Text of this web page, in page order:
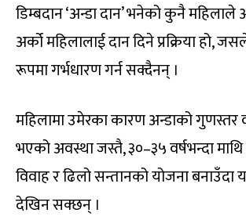
डिम्बदान ‘अन्डा दान’ भनेको कुनै
अर्को महिलालाई दान दिने प्रक्रिया हो,
रूपमा गर्भधारण गर्न सक्दैनन् ।
महिलामा उमेरका कारण अन्डाको गुणस्तर
भएको अवस्था जस्तै, ३०–३५ वर्षभन्दा
विवाह र ढिलो सन्तानको योजना बनाउँदा
देखिन सक्छन् ।